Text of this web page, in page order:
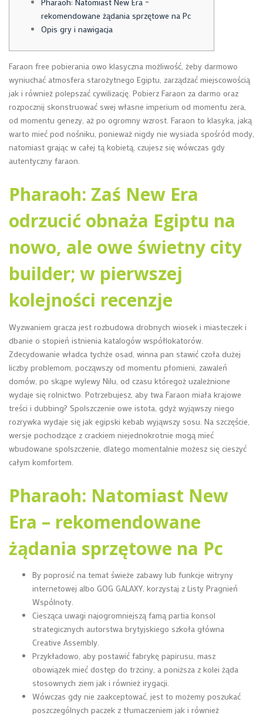
rekomendowane żądania sprzętowe na Pc
Opis gry i nawigacja
Faraon free pobierania owo klasyczna możliwość, żeby darmowo
wyniuchać atmosfera starożytnego Egiptu, zarządzać miejscowością
jak i również polepszać cywilizację. Pobierz Faraon za darmo oraz
rozpocznij skonstruować swej własne imperium od momentu zera,
od momentu genezy, aż po ogromny wzrost. Faraon to klasyka, jaką
warto mieć pod nośniku, ponieważ nigdy nie wysiada spośród mody,
natomiast grając w całej tą kobietą, czujesz się wówczas gdy
autentyczny faraon.
Pharaoh: Zaś New Era
odrzucić obnaża Egiptu na
nowo, ale owe świetny city
builder; w pierwszej
kolejności recenzje
Wyzwaniem gracza jest rozbudowa drobnych wiosek i miasteczek i
dbanie o stopień istnienia katalogów współlokatorów.
Zdecydowanie władca tychże osad, winna pan stawić czoła dużej
liczby problemom, począwszy od momentu płomieni, zawaleń
domów, po skąpe wylewy Nilu, od czasu któregoż uzależnione
wydaje się rolnictwo. Potrzebujesz, aby twa Faraon miała krajowe
treści i dubbing? Spolszczenie owe istota, gdyż wyjąwszy niego
rozrywka wydaje się jak egipski kebab wyjąwszy sosu. Na szczęście,
wersje pochodzące z crackiem niejednokrotnie mogą mieć
wbudowane spolszczenie, dlatego momentalnie możesz się cieszyć
całym komfortem.
Pharaoh: Natomiast New
Era – rekomendowane
żądania sprzętowe na Pc
By poprosić na temat świeże zabawy lub funkcje witryny
internetowej albo GOG GALAXY, korzystaj z Listy Pragnień
Wspólnoty.
Ciesząca uwagi najogromniejszą famą partia konsol
strategicznych autorstwa brytyjskiego szkoła główna
Creative Assembly.
Przykładowo, aby postawić fabrykę papirusu, masz
obowiązek mieć dostęp do trzciny, a poniższa z kolei żąda
stosownych ziem jak i również irygacji.
Wówczas gdy nie zaakceptować, jest to możemy poszukać
poszczególnych paczek z tłumaczeniem jak i również